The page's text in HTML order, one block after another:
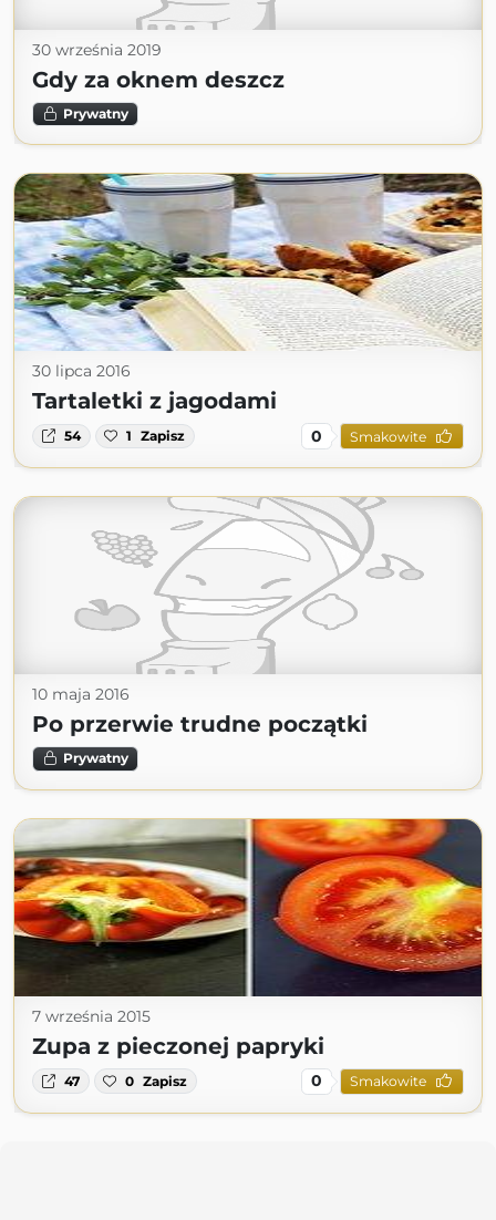
30 września 2019
Gdy za oknem deszcz
Prywatny
30 lipca 2016
Tartaletki z jagodami
54 1 Zapisz 0 Smakowite
10 maja 2016
Po przerwie trudne początki
Prywatny
7 września 2015
Zupa z pieczonej papryki
47 0 Zapisz 0 Smakowite